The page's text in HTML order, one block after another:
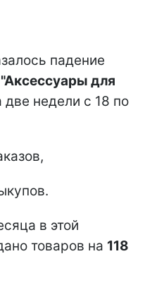
падение
"Аксессуары для
две недели с 18 по
в этой
товаров на 118